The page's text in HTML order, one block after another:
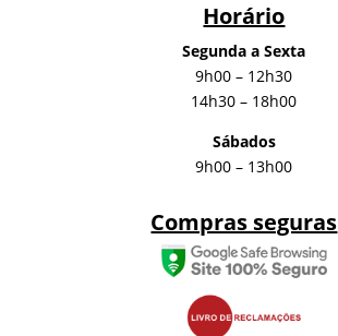
Horário
Segunda a Sexta
9h00 – 12h30
14h30 – 18h00
Sábados
9h00 – 13h00
Compras seguras